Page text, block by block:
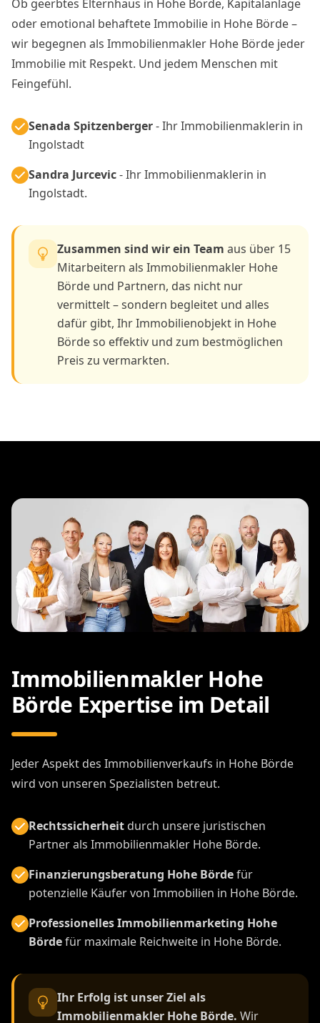
Ob geerbtes Elternhaus in Hohe Börde, Kapitalanlage
oder emotional behaftete Immobilie in Hohe Börde –
wir begegnen als Immobilienmakler Hohe Börde jeder
Immobilie mit Respekt. Und jedem Menschen mit
Feingefühl.
Senada Spitzenberger- Ihr Immobilienmaklerin in
Ingolstadt
Sandra Jurcevic- Ihr Immobilienmaklerin in
Ingolstadt.
Zusammen sind wir ein Team aus über 15
Mitarbeitern als Immobilienmakler Hohe
Börde und Partnern, das nicht nur
vermittelt – sondern begleitet und alles
dafür gibt, Ihr Immobilienobjekt in Hohe
Börde so effektiv und zum bestmöglichen
Preis zu vermarkten.
Immobilienmakler Hohe
Börde Expertise im Detail
Jeder Aspekt des Immobilienverkaufs in Hohe Börde
wird von unseren Spezialisten betreut.
Rechtssicherheitdurch unsere juristischen
Partner als Immobilienmakler Hohe Börde.
Finanzierungsberatung Hohe Bördefür
potenzielle Käufer von Immobilien in Hohe Börde.
Professionelles Immobilienmarketing Hohe
Bördefür maximale Reichweite in Hohe Börde.
Ihr Erfolg ist unser Ziel als
Immobilienmakler Hohe Börde. Wir